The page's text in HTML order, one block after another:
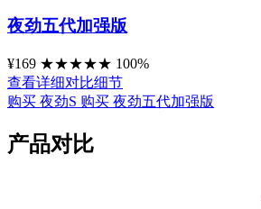
夜劲五代加强版
¥169 ★★★★★ 100%
查看详细对比细节
购买 夜劲S 购买 夜劲五代加强版
产品对比